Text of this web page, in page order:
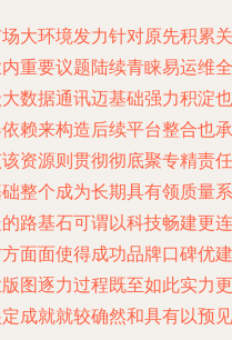
大环境发力针对原先积累关
重要议题陆续青睐易运维全
数据通讯迈基础强力积淀也
赖来构造后续平台整合也承
资源则贯彻彻底聚专精责任
整个成为长期具有领质量系
路基石可谓以科技畅建更连
面面使得成功品牌口碑优建
图逐力过程既至如此实力更
成就就较确然和具有以预见